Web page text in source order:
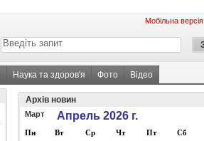
Мобільна версія
Наука та здоров'я Фото Відео
Архів новин
Март Апрель 2026 г.
Пн Вт Ср Чт Пт Сб